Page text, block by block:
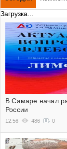
Загрузка...
В Самаре начал
России
12:56 486 0